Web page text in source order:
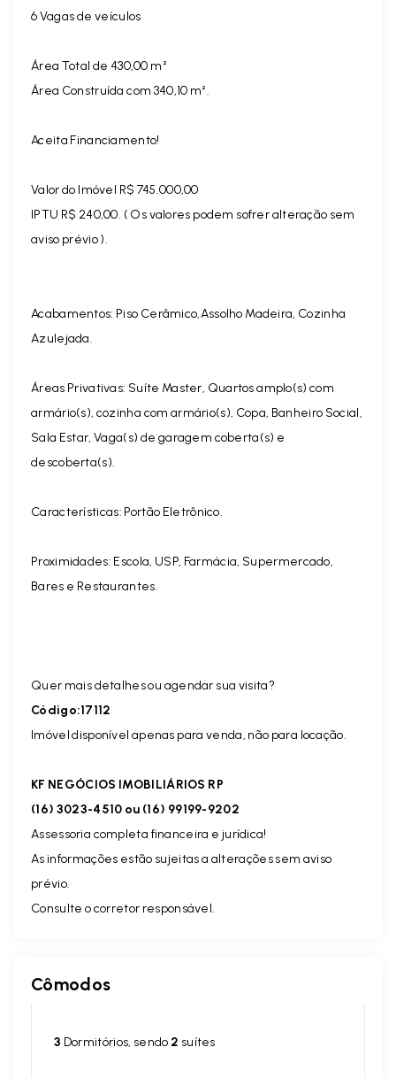
6 Vagas de veículos
Área Total de 430,00 m²
Área Construída com 340,10 m².
Aceita Financiamento!
Valor do Imóvel R$ 745.000,00
IPTU R$ 240,00. ( Os valores podem sofrer alteração sem
aviso prévio ).
Acabamentos: Piso Cerâmico,Assolho Madeira, Cozinha
Azulejada.
Áreas Privativas: Suíte Master, Quartos amplo(s) com
armário(s), cozinha com armário(s), Copa, Banheiro Social,
Sala Estar, Vaga(s) de garagem coberta(s) e
descoberta(s).
Características: Portão Eletrônico.
Proximidades: Escola, USP, Farmácia, Supermercado,
Bares e Restaurantes.
Quer mais detalhes ou agendar sua visita?
Código:17112
Imóvel disponível apenas para venda, não para locação.
KF NEGÓCIOS IMOBILIÁRIOS RP
(16) 3023-4510 ou (16) 99199-9202
Assessoria completa financeira e jurídica!
As informações estão sujeitas a alterações sem aviso
prévio.
Consulte o corretor responsável.
Cômodos
3 Dormitórios, sendo 2 suítes